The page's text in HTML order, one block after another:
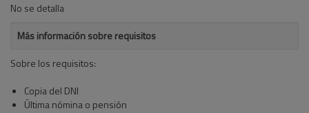
No se detalla
Más información sobre requisitos
Sobre los requisitos:
Copia del DNI
Última nómina o pensión